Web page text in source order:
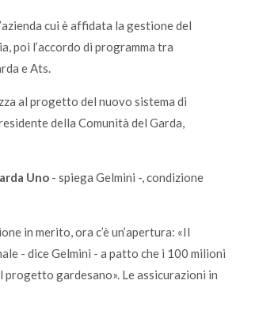
cui è affidata la gestione del
poi l’accordo di programma tra
e Ats.
al progetto del nuovo sistema di
della Comunità del Garda,
Uno - spiega Gelmini -, condizione
in merito, ora c’è un’apertura: «Il
- dice Gelmini - a patto che i 100 milioni
gardesano». Le assicurazioni in